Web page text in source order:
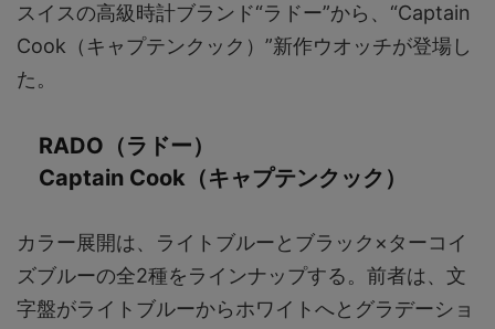
スイスの高級時計ブランド“ラドー”から、“Captain
Cook（キャプテンクック）”新作ウオッチが登場し
た。
RADO（ラドー）
Captain Cook（キャプテンクック）
カラー展開は、ライトブルーとブラック×ターコイ
ズブルーの全2種をラインナップする。前者は、文
字盤がライトブルーからホワイトへとグラデーショ